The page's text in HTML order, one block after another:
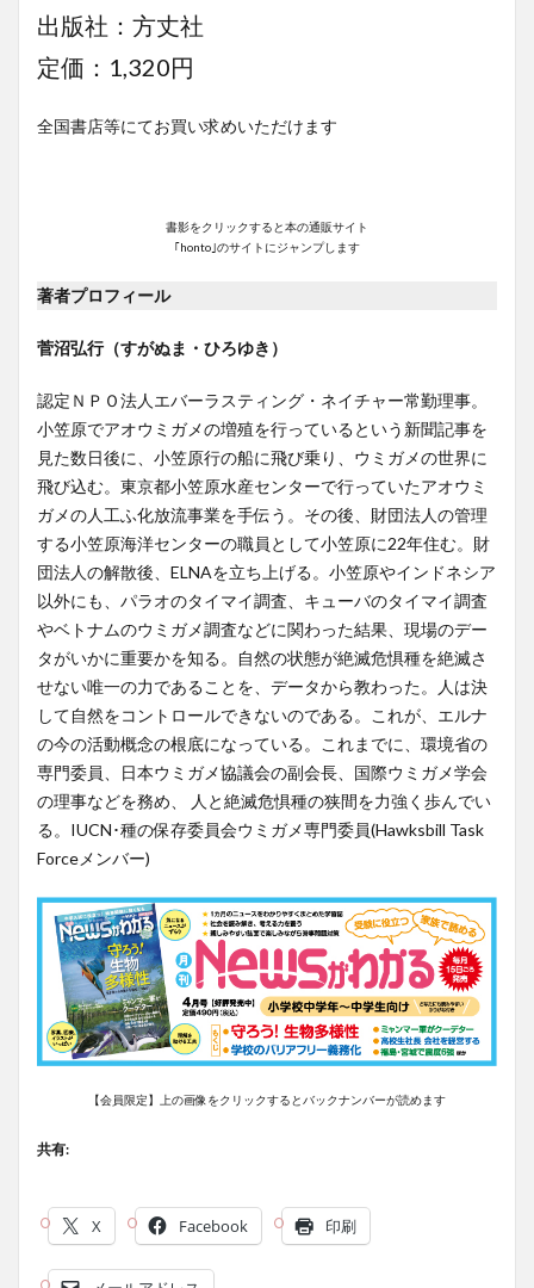
出版社：方丈社
定価：1,320円
全国書店等にてお買い求めいただけます
書影をクリックすると本の通販サイト
｢honto｣のサイトにジャンプします
著者プロフィール
菅沼弘行（すがぬま・ひろゆき）
認定ＮＰＯ法人エバーラスティング・ネイチャー常勤理事。
小笠原でアオウミガメの増殖を行っているという新聞記事を
見た数日後に、小笠原行の船に飛び乗り、ウミガメの世界に
飛び込む。東京都小笠原水産センターで行っていたアオウミ
ガメの人工ふ化放流事業を手伝う。その後、財団法人の管理
する小笠原海洋センターの職員として小笠原に22年住む。財
団法人の解散後、ELNAを立ち上げる。小笠原やインドネシア
以外にも、パラオのタイマイ調査、キューバのタイマイ調査
やベトナムのウミガメ調査などに関わった結果、現場のデー
タがいかに重要かを知る。自然の状態が絶滅危惧種を絶滅さ
せない唯一の力であることを、データから教わった。人は決
して自然をコントロールできないのである。これが、エルナ
の今の活動概念の根底になっている。これまでに、環境省の
専門委員、日本ウミガメ協議会の副会長、国際ウミガメ学会
の理事などを務め、 人と絶滅危惧種の狭間を力強く歩んでい
る。IUCN･種の保存委員会ウミガメ専門委員(Hawksbill Task
Forceメンバー)
【会員限定】上の画像をクリックするとバックナンバーが読めます
共有:
X Facebook 印刷